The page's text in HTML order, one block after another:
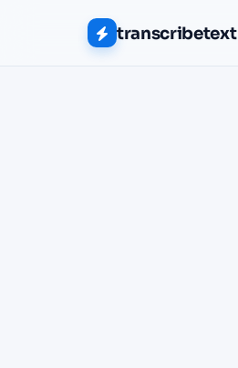
transcribetext